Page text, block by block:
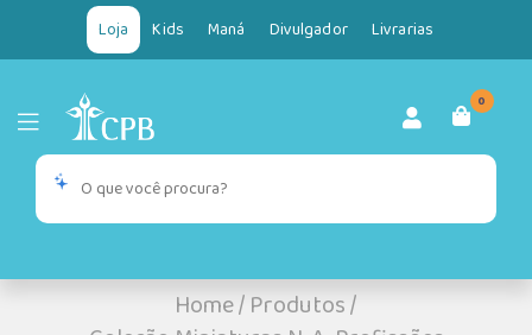
Loja Kids Maná Divulgador Livrarias
0
Home/Produtos/